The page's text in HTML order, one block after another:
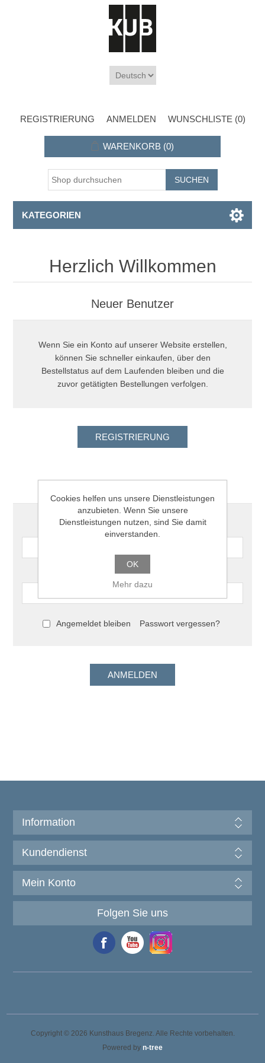
REGISTRIERUNG ANMELDEN WUNSCHLISTE (0)
WARENKORB (0)
KATEGORIEN
Herzlich Willkommen
Neuer Benutzer
Wenn Sie ein Konto auf unserer Website erstellen,
können Sie schneller einkaufen, über den
Bestellstatus auf dem Laufenden bleiben und die
zuvor getätigten Bestellungen verfolgen.
Email:
Passwort:
Angemeldet bleiben Passwort vergessen?
Information
Kundendienst
Mein Konto
Folgen Sie uns
Copyright © 2026 Kunsthaus Bregenz. Alle Rechte vorbehalten.
Powered by n-tree
Cookies helfen uns unsere Dienstleistungen
anzubieten. Wenn Sie unsere
Dienstleistungen nutzen, sind Sie damit
einverstanden.
OK
Mehr dazu